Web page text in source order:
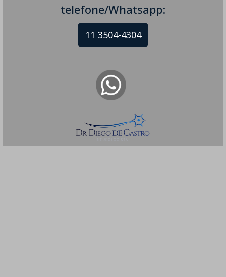
telefone/Whatsapp:
11 3504-4304